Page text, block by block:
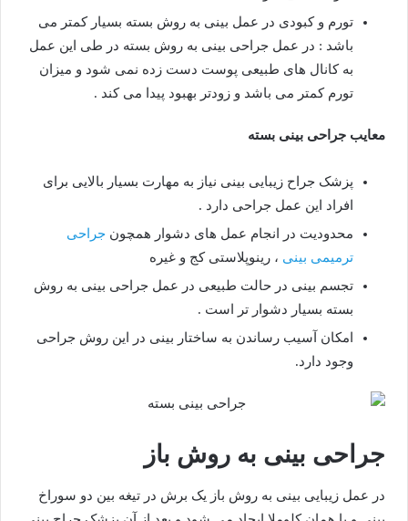
تورم و کبودی در عمل بینی به روش بسته بسیار کمتر می
باشد : در عمل جراحی بینی به روش بسته در طی این عمل
به کانال های طبیعی پوست دست زده نمی شود و میزان
تورم کمتر می باشد و زودتر بهبود پیدا می کند .
معایب جراحی بینی بسته
پزشک جراح زیبایی بینی نیاز به مهارت بسیار بالایی برای
افراد این عمل جراحی دارد .
محدودیت در انجام عمل های دشوار همچون جراحی
ترمیمی بینی ، رینوپلاستی کج و غیره
تجسم بینی در حالت طبیعی در عمل جراحی بینی به روش
بسته بسیار دشوار تر است .
امکان آسیب رساندن به ساختار بینی در این روش جراحی
وجود دارد.
جراحی بینی به روش باز
در عمل زیبایی بینی به روش باز یک برش در تیغه بین دو سوراخ